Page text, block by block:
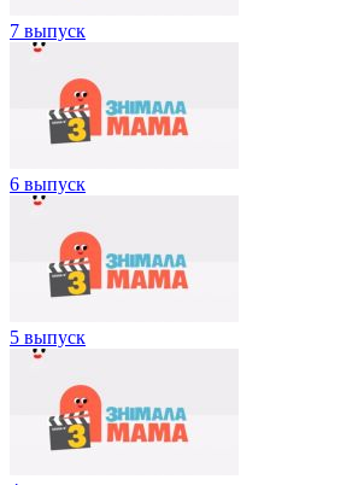
7 выпуск
6 выпуск
5 выпуск